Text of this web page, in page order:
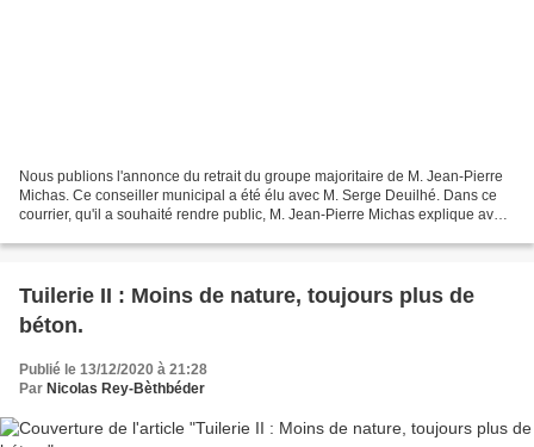
Nous publions l'annonce du retrait du groupe majoritaire de M. Jean-Pierre
Michas. Ce conseiller municipal a été élu avec M. Serge Deuilhé. Dans ce
courrier, qu'il a souhaité rendre public, M. Jean-Pierre Michas explique avec
Tuilerie II : Moins de nature, toujours plus de
béton.
Publié le 13/12/2020 à 21:28
Par Nicolas Rey-Bèthbéder